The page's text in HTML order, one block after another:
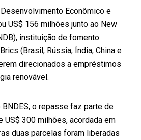
Econômico e
US$ 156 milhões junto ao New
instituição de fomento
(Brasil, Rússia, Índia, China e
direcionados a empréstimos
renovável.
o repasse faz parte de
US$ 300 milhões, acordada em
duas parcelas foram liberadas